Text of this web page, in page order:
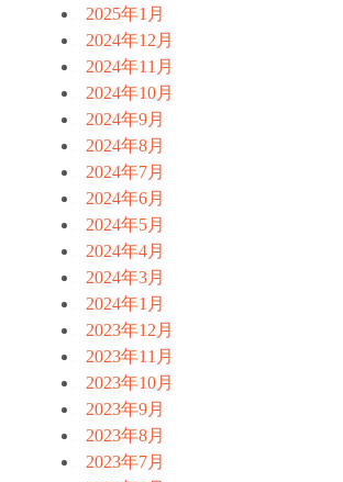
2025年1月
2024年12月
2024年11月
2024年10月
2024年9月
2024年8月
2024年7月
2024年6月
2024年5月
2024年4月
2024年3月
2024年1月
2023年12月
2023年11月
2023年10月
2023年9月
2023年8月
2023年7月